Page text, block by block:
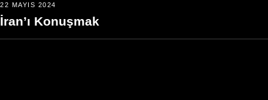
22 MAYIS 2024
İran’ı Konuşmak